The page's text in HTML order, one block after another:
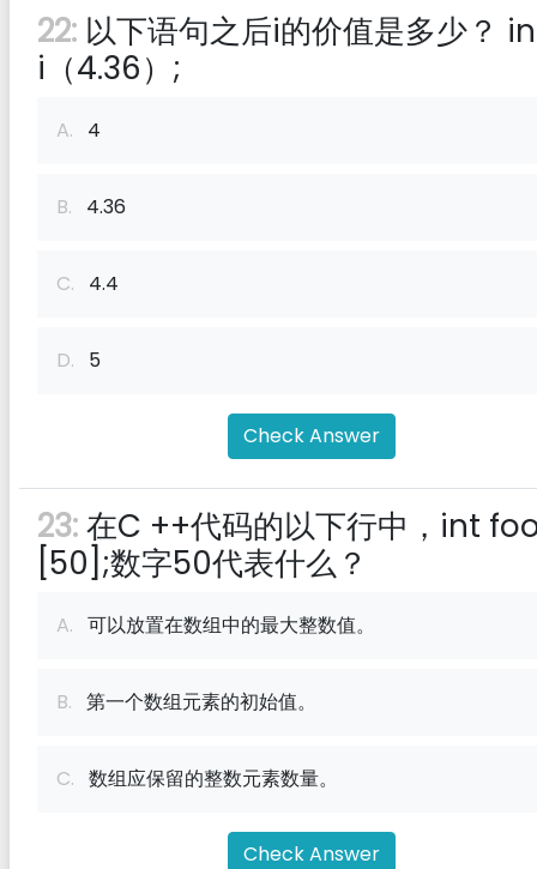
22: 以下语句之后i的价值是多少？
i（4.36）;
A. 4
B. 4.36
C. 4.4
D. 5
Check Answer
23:在C ++代码的以下行中，int
[50];数字50代表什么？
A. 可以放置在数组中的最大整数值。
B. 第一个数组元素的初始值。
C. 数组应保留的整数元素数量。
Check Answer